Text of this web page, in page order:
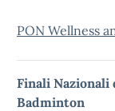
PON Wellness
Finali
Badminton